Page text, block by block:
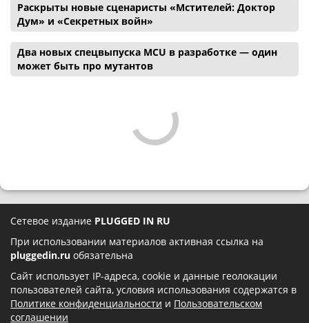
Раскрыты новые сценаристы «Мстителей: Доктор
Дум» и «Секретных войн»
Два новых спецвыпуска MCU в разработке — один
может быть про мутантов
Сетевое издание PLUGGED IN RU
При использовании материалов активная ссылка на
pluggedin.ru обязательна
Сайт использует IP-адреса, cookie и данные геолокации
пользователей сайта, условия использования содержатся в
Политике конфиденциальности и Пользовательском
соглашении